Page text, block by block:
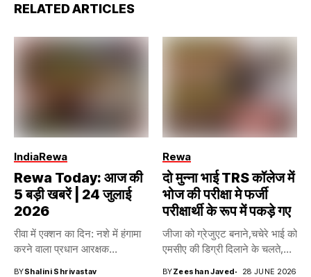
RELATED ARTICLES
IndiaRewa
Rewa Today: आज की
5 बड़ी खबरें | 24 जुलाई
2026
रीवा में एक्शन का दिन: नशे में हंगामा
करने वाला प्रधान आरक्षक...
BYShalini Shrivastav
Rewa
दो मुन्ना भाई TRS कॉलेज में
भोज की परीक्षा मे फर्जी
परीक्षार्थी के रूप में पकड़े गए
जीजा को ग्रेजुएट बनाने,चचेरे भाई को
एमसीए की डिग्री दिलाने के चलते,...
BYZeeshan Javed 28 JUNE 2026